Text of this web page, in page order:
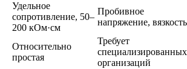
Удельное
сопротивление, 50–
200 кОм·см
Пробивное
напряжение, вязкость
Относительно
простая
Требует
специализированных
организаций